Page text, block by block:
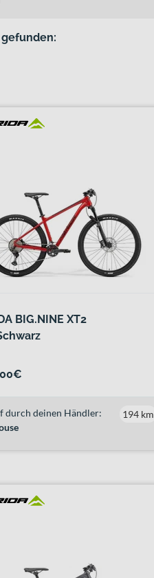
BIG.NINE XT2
durch deinen Händler:
194 km